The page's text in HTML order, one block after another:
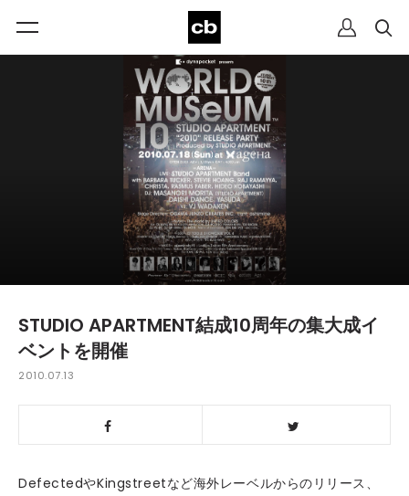
STUDIO APARTMENT結成10周年の集大成イ
ベントを開催
2010.07.13
DefectedやKingstreetなど海外レーベルからのリリース、